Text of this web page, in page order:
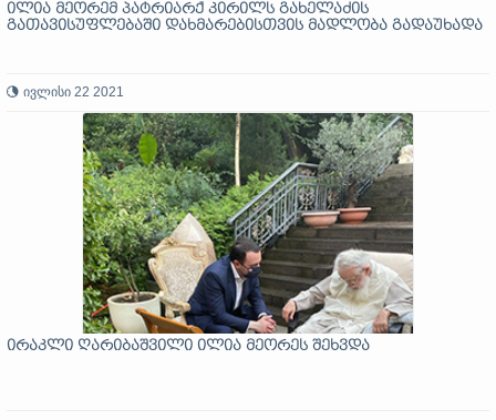
ილია მეორემ პატრიარქ კირილს გახელაძის
გათავისუფლებაში დახმარებისთვის მადლობა გადაუხადა
ივლისი 22 2021
ირაკლი ღარიბაშვილი ილია მეორეს შეხვდა